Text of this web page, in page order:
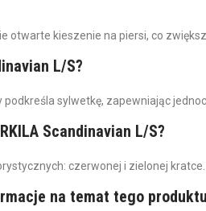
otwarte kieszenie na piersi, co
L/S?
sylwetkę, zapewniając
Scandinavian L/S?
czerwonej i zielonej kratce.
na temat tego